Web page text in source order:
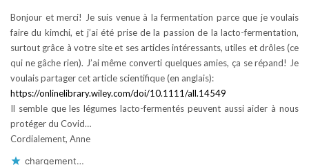
Bonjour et merci! Je suis venue à la fermentation parce que je voulais
faire du kimchi, et j’ai été prise de la passion de la lacto-fermentation,
surtout grâce à votre site et ses articles intéressants, utiles et drôles (ce
qui ne gâche rien). J’ai même converti quelques amies, ça se répand! Je
voulais partager cet article scientifique (en anglais):
https://onlinelibrary.wiley.com/doi/10.1111/all.14549
Il semble que les légumes lacto-fermentés peuvent aussi aider à nous
protéger du Covid…
Cordialement, Anne
chargement…